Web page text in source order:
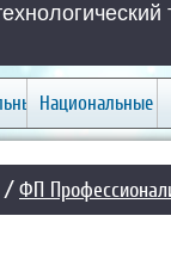
услуги
Национальные
/ФП